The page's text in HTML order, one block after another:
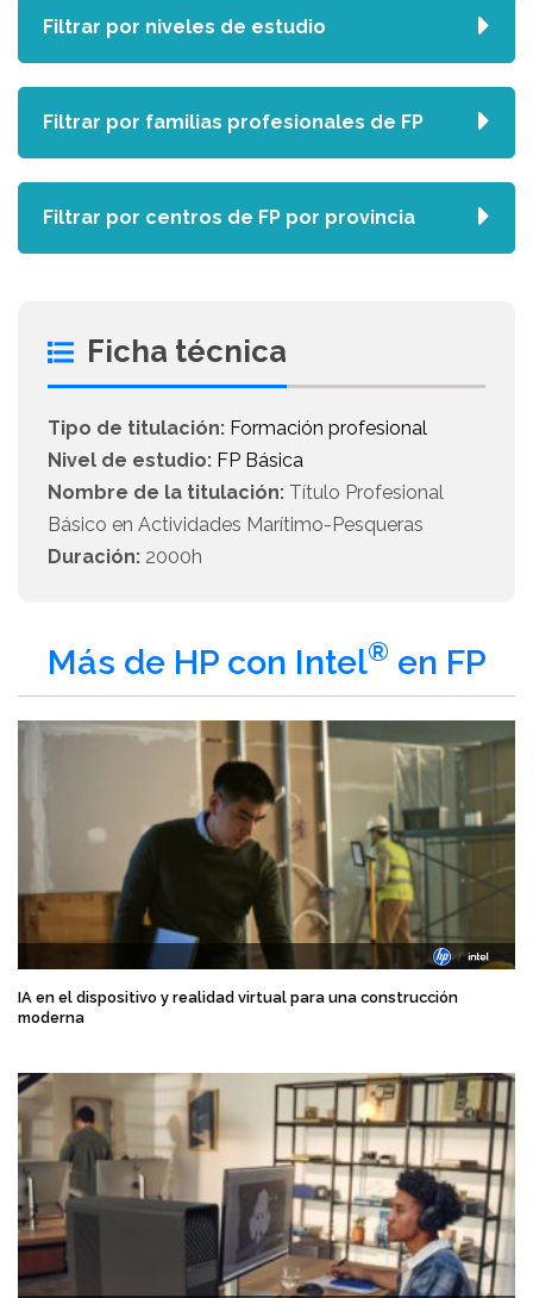
Ficha técnica
Tipo de titulación: Formación profesional
Nivel de estudio: FP Básica
Nombre de la titulación: Título Profesional
Básico en Actividades Marítimo-Pesqueras
Duración: 2000h
Más de HP con Intel® en FP
IA en el dispositivo y realidad virtual para una construcción
moderna
Filtrar por niveles de estudio
Filtrar por familias profesionales de FP
Filtrar por centros de FP por provincia